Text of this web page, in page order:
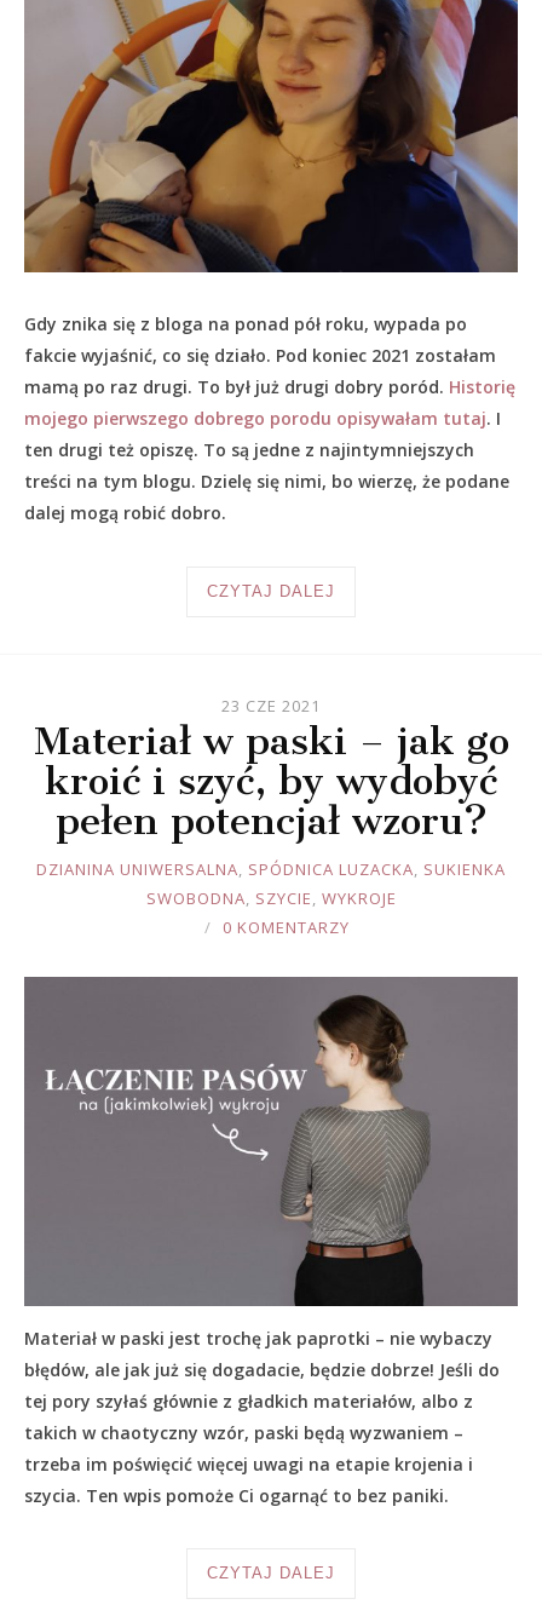
Gdy znika się z bloga na ponad pół roku, wypada po
fakcie wyjaśnić, co się działo. Pod koniec 2021 zostałam
mamą po raz drugi. To był już drugi dobry poród. Historię
mojego pierwszego dobrego porodu opisywałam tutaj. I
ten drugi też opiszę. To są jedne z najintymniejszych
treści na tym blogu. Dzielę się nimi, bo wierzę, że podane
dalej mogą robić dobro.
CZYTAJ DALEJ
23 CZE 2021
Materiał w paski – jak go
kroić i szyć, by wydobyć
pełen potencjał wzoru?
JOULE
DZIANINA UNIWERSALNA, SPÓDNICA LUZACKA, SUKIENKA
SWOBODNA, SZYCIE, WYKROJE
0 KOMENTARZY
Materiał w paski jest trochę jak paprotki – nie wybaczy
błędów, ale jak już się dogadacie, będzie dobrze! Jeśli do
tej pory szyłaś głównie z gładkich materiałów, albo z
takich w chaotyczny wzór, paski będą wyzwaniem –
trzeba im poświęcić więcej uwagi na etapie krojenia i
szycia. Ten wpis pomoże Ci ogarnąć to bez paniki.
CZYTAJ DALEJ